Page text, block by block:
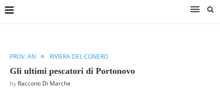
PROV. AN RIVIERA DEL CONERO
Gli ultimi pescatori di Portonovo
by Racconti Di Marche